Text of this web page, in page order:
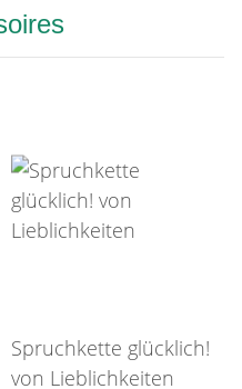
Spruchkette glücklich!
von Lieblichkeiten